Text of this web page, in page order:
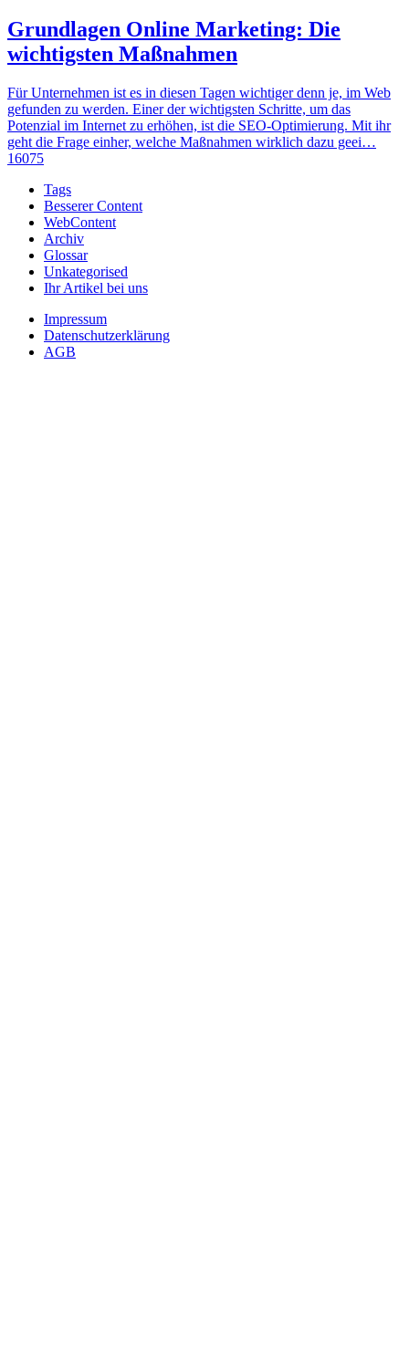
Grundlagen Online Marketing: Die
wichtigsten Maßnahmen
Für Unternehmen ist es in diesen Tagen wichtiger denn je, im Web
gefunden zu werden. Einer der wichtigsten Schritte, um das
Potenzial im Internet zu erhöhen, ist die SEO-Optimierung. Mit ihr
geht die Frage einher, welche Maßnahmen wirklich dazu geei…
16075
Tags
Besserer Content
WebContent
Archiv
Glossar
Unkategorised
Ihr Artikel bei uns
Impressum
Datenschutzerklärung
AGB